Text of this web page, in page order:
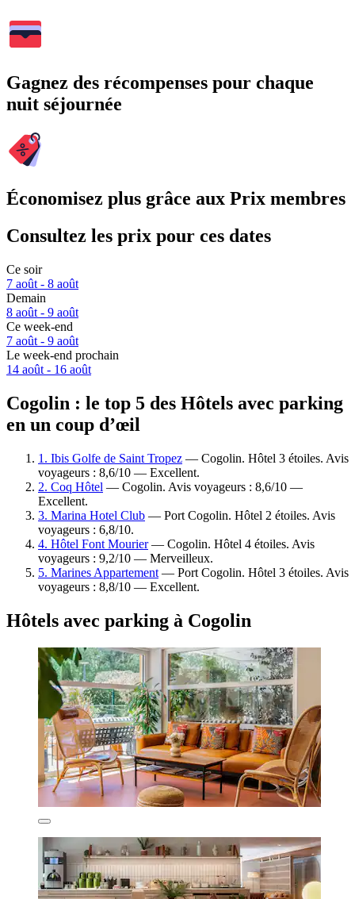
Gagnez des récompenses pour chaque
nuit séjournée
Économisez plus grâce aux Prix membres
Consultez les prix pour ces dates
Ce soir
7 août - 8 août
Demain
8 août - 9 août
Ce week-end
7 août - 9 août
Le week-end prochain
14 août - 16 août
Cogolin : le top 5 des Hôtels avec parking
en un coup d’œil
1. Ibis Golfe de Saint Tropez — Cogolin. Hôtel 3 étoiles. Avis
voyageurs : 8,6/10 — Excellent.
2. Coq Hôtel — Cogolin. Avis voyageurs : 8,6/10 —
Excellent.
3. Marina Hotel Club — Port Cogolin. Hôtel 2 étoiles. Avis
voyageurs : 6,8/10.
4. Hôtel Font Mourier— Cogolin. Hôtel 4 étoiles. Avis
voyageurs : 9,2/10 — Merveilleux.
5. Marines Appartement — Port Cogolin. Hôtel 3 étoiles. Avis
voyageurs : 8,8/10 — Excellent.
Hôtels avec parking à Cogolin